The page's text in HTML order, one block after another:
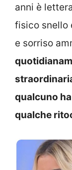
anni è
fisico snello
e sorriso
qualcuno
qualche